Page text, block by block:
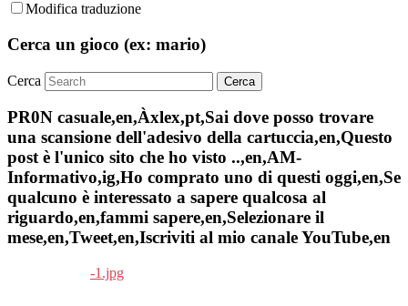
Modifica traduzione
Cerca un gioco (ex: mario)
Cerca
PR0N casuale,en,Àxlex,pt,Sai dove posso trovare
una scansione dell'adesivo della cartuccia,en,Questo
post è l'unico sito che ho visto ..,en,AM-
Informativo,ig,Ho comprato uno di questi oggi,en,Se
qualcuno è interessato a sapere qualcosa al
riguardo,en,fammi sapere,en,Selezionare il
mese,en,Tweet,en,Iscriviti al mio canale YouTube,en